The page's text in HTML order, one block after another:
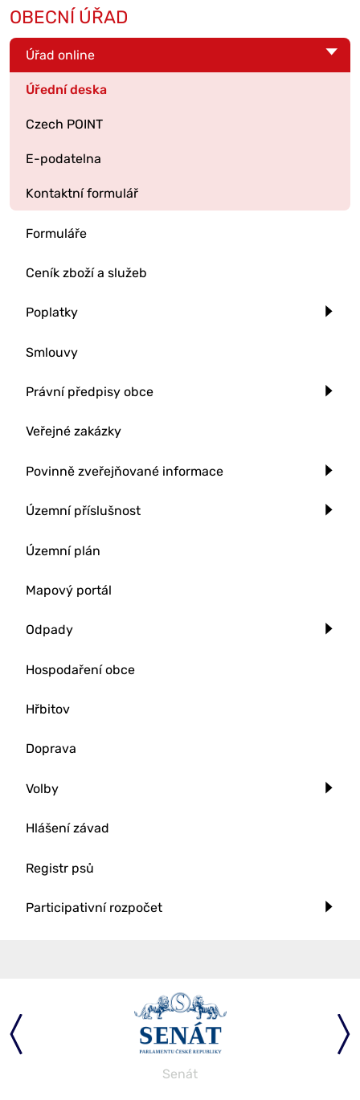
OBECNÍ ÚŘAD
Úřad online
Úřední deska
Czech POINT
E-podatelna
Kontaktní formulář
Formuláře
Ceník zboží a služeb
Poplatky
Smlouvy
Právní předpisy obce
Veřejné zakázky
Povinně zveřejňované informace
Územní příslušnost
Územní plán
Mapový portál
Odpady
Hospodaření obce
Hřbitov
Doprava
Volby
Hlášení závad
Registr psů
Participativní rozpočet
Senát